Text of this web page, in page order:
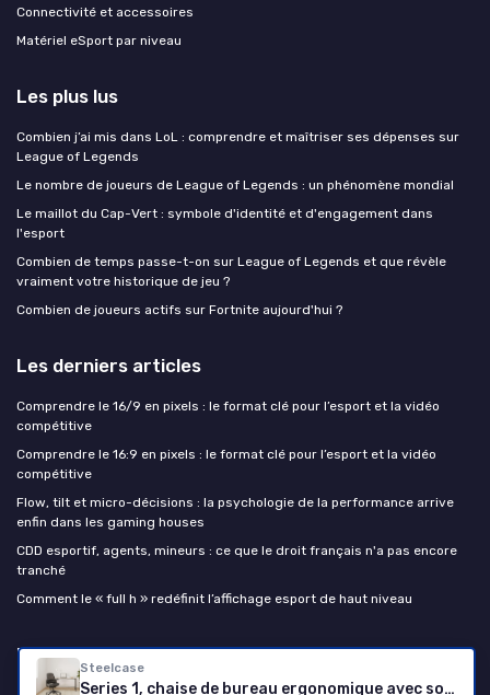
Steelcase
Series 1, chaise de bureau ergonomique avec soutien lombaire LiveBack et accotoirs 4D Onyx; Fabriqué en Europe Without headrest Onyx
Connectivité et accessoires
Matériel eSport par niveau
Les plus lus
Combien j’ai mis dans LoL : comprendre et maîtriser ses dépenses sur
League of Legends
Le nombre de joueurs de League of Legends : un phénomène mondial
Le maillot du Cap-Vert : symbole d'identité et d'engagement dans
l'esport
Combien de temps passe-t-on sur League of Legends et que révèle
vraiment votre historique de jeu ?
Combien de joueurs actifs sur Fortnite aujourd'hui ?
Les derniers articles
Comprendre le 16/9 en pixels : le format clé pour l’esport et la vidéo
compétitive
Comprendre le 16:9 en pixels : le format clé pour l’esport et la vidéo
compétitive
Flow, tilt et micro-décisions : la psychologie de la performance arrive
enfin dans les gaming houses
CDD esportif, agents, mineurs : ce que le droit français n'a pas encore
tranché
Comment le « full h » redéfinit l’affichage esport de haut niveau
Esport Insiders